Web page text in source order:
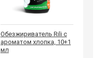
Обезжириватель Rili с
ароматом хлопка, 10+1
мл